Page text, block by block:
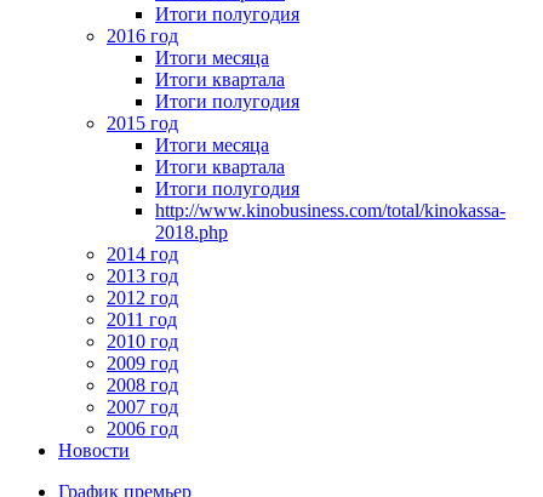
Итоги полугодия
2016 год
Итоги месяца
Итоги квартала
Итоги полугодия
2015 год
Итоги месяца
Итоги квартала
Итоги полугодия
http://www.kinobusiness.com/total/kinokassa-
2018.php
2014 год
2013 год
2012 год
2011 год
2010 год
2009 год
2008 год
2007 год
2006 год
Новости
График премьер